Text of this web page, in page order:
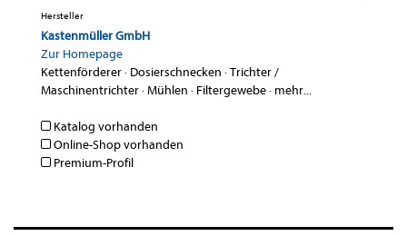
Hersteller
Kastenmüller GmbH
Zur Homepage
Kettenförderer· Dosierschnecken ·Trichter /
Maschinentrichter·Mühlen · Filtergewebe· mehr...
Katalog vorhanden
Online-Shop vorhanden
Premium-Profil